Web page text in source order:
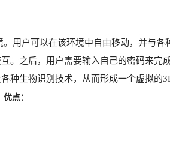
用户可以在该环境中自由移动，并与各
。之后，用户需要输入自己的密码来完
种生物识别技术，从而形成一个虚拟的
优点：